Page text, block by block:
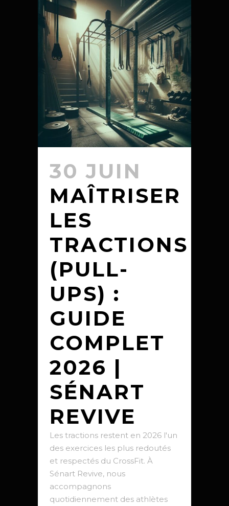
30 JUIN
MAÎTRISER
LES
TRACTIONS
(PULL-
UPS) :
GUIDE
COMPLET
2026 |
SÉNART
REVIVE
Les tractions restent en 2026 l'un
des exercices les plus redoutés
et respectés du CrossFit. À
Sénart Revive, nous
accompagnons
quotidiennement des athlètes